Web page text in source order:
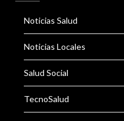
Noticias Salud
Noticias Locales
Salud Social
TecnoSalud